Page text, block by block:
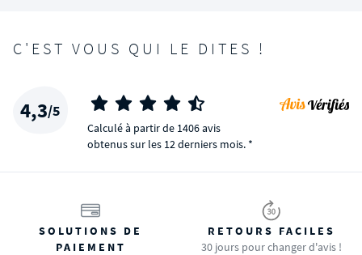
C'EST VOUS QUI LE DITES !
4,3/5
Calculé à partir de 1406 avis
obtenus sur les 12 derniers mois. *
SOLUTIONS DE
PAIEMENT
RETOURS FACILES
30 jours pour changer d'avis !